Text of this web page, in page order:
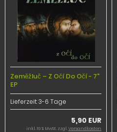
Zeměžluč – Z Očí Do Očí - 7"
EP
Lieferzeit:3-6 Tage
5,90 EUR
inkl. 19 % MwSt. zzgl.Versandkosten